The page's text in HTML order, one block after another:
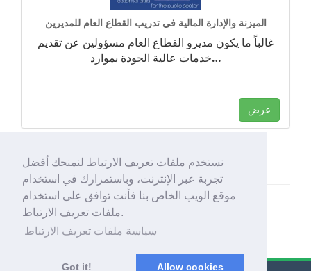
نستخدم ملفات تعريف الارتباط لنمنحك أفضل
تجربة عبر الإنترنت، وباستمرارك في استخدام
موقع الويب الخاص بنا فأنت توافق على استخدام
ملفات تعريف الارتباط.
سياسة ملفات تعريف الارتباط
Got it! Allow cookies
الميزنة والإدارة المالية في تدريب القطاع العام للمديرين
غالباً ما يكون مديرو القطاع العام مسؤولين عن تقديم
خدمات عالية الجودة بموارد…
عرض